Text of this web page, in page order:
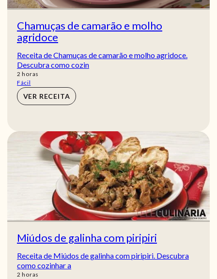
Chamuças de camarão e molho
agridoce
Receita de Chamuças de camarão e molho agridoce.
Descubra como cozin
2 horas
horas
Fácil
VER RECEITA
Miúdos de galinha com piripiri
Receita de Miúdos de galinha com piripiri. Descubra
como cozinhar a
2 horas
horas